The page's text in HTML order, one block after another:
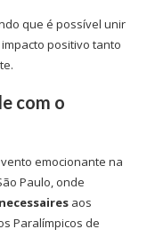
que é possível unir
positivo tanto
com o
emocionante na
Paulo, onde
aos
Paralímpicos de